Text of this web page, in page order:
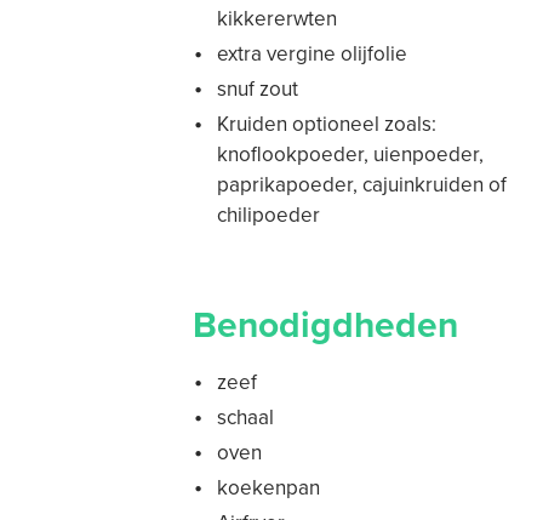
kikkererwten
extra vergine olijfolie
snuf zout
Kruiden optioneel zoals:
knoflookpoeder, uienpoeder,
paprikapoeder, cajuinkruiden of
chilipoeder
Benodigdheden
zeef
schaal
oven
koekenpan